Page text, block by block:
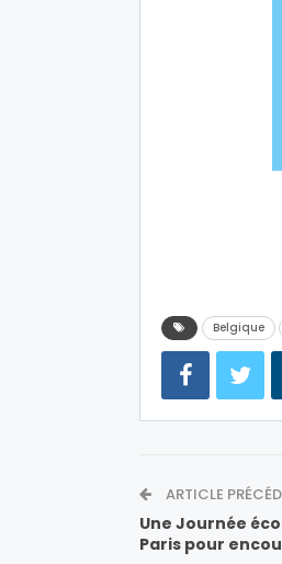
Belgique
ARTICLE
Une Journée
Paris pour